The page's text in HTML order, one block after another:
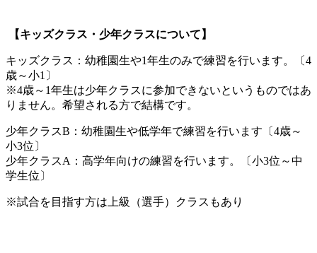
【キッズクラス・少年クラスについて】
キッズクラス：幼稚園生や1年生のみで練習を行います。〔4
歳～小1〕
※4歳～1年生は少年クラスに参加できないというものではあ
りません。希望される方で結構です。
少年クラスB：幼稚園生や低学年で練習を行います〔4歳～
小3位〕
少年クラスA：高学年向けの練習を行います。〔小3位～中
学生位〕
※試合を目指す方は上級（選手）クラスもあり